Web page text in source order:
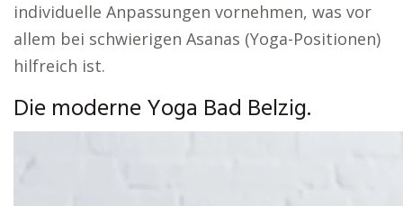
individuelle Anpassungen vornehmen, was vor
allem bei schwierigen Asanas (Yoga-Positionen)
hilfreich ist.
Die moderne Yoga Bad Belzig.